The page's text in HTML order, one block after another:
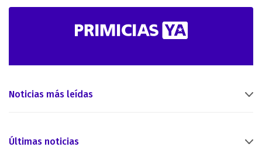
Noticias más leídas
Últimas noticias